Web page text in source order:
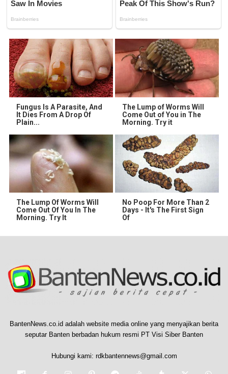
Fungus Is A Parasite, And
It Dies From A Drop Of
Plain...
The Lump of Worms Will
Come Out of You in The
Morning. Try it
The Lump Of Worms Will
Come Out Of You In The
Morning. Try It
No Poop For More Than 2
Days - It's The First Sign
Of
BantenNews.co.id adalah website media online yang menyajikan berita
seputar Banten berbadan hukum resmi PT Visi Siber Banten
Hubungi kami: rdkbantennews@gmail.com